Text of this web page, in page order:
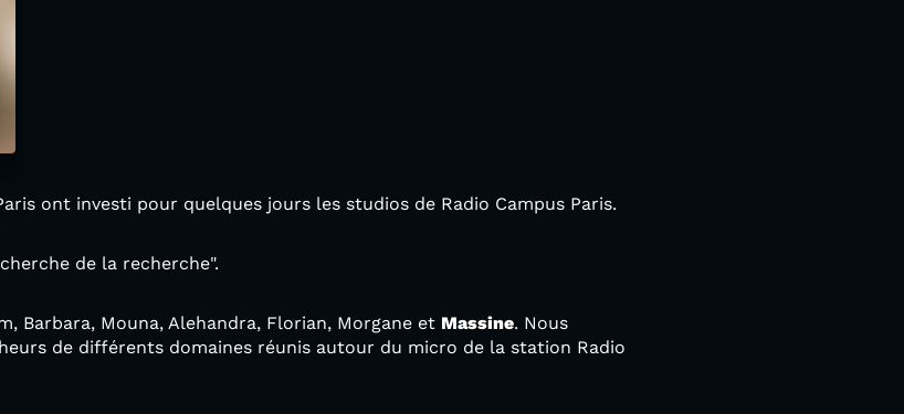
ont investi pour quelques jours les studios de Radio Campus Paris.
de la recherche".
Barbara, Mouna, Alehandra, Florian, Morgane et Massine. Nous
de différents domaines réunis autour du micro de la station Radio